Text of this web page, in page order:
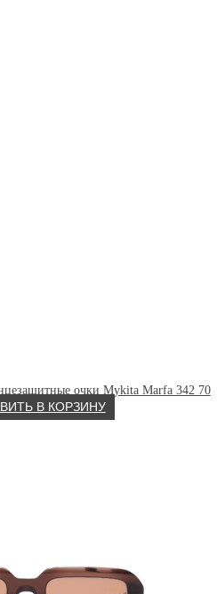
очки Mykita Marfa 342 70
В КОРЗИНУ